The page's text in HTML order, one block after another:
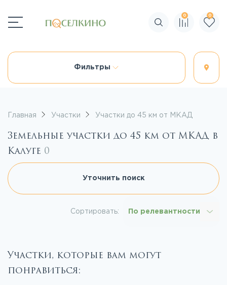
Поиск по сайту
0 0
Фильтры
Главная Участки Участки до 45 км от МКАД
Земельные участки до 45 км от МКАД в
Калуге 0
Уточнить поиск
Сортировать: По релевантности
Участки, которые вам могут
понравиться: